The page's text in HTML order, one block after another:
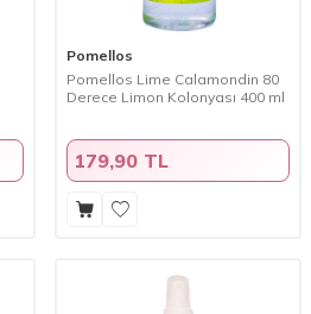
Pomellos
Pomellos Lime Calamondin 80
Derece Limon Kolonyası 400 ml
179,90 TL